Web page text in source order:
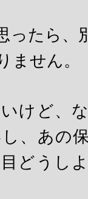
ったら、
ません。
けど、
、あの
どうし